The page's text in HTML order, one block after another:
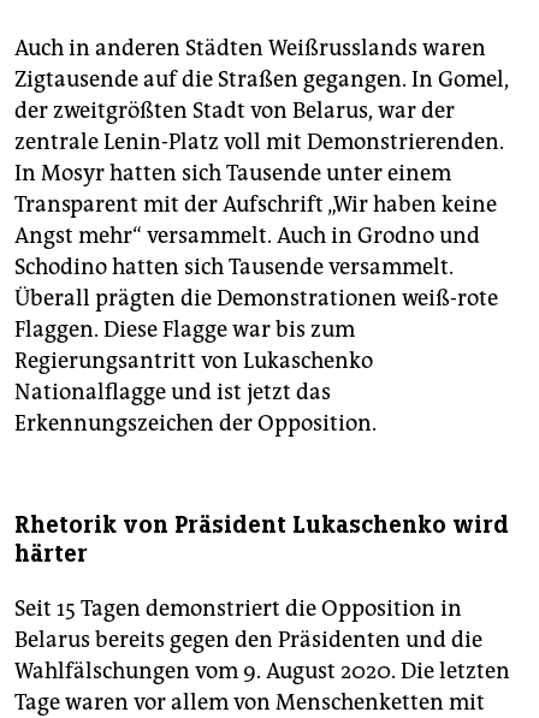
Auch in anderen Städten Weißrusslands waren
Zigtausende auf die Straßen gegangen. In Gomel,
der zweitgrößten Stadt von Belarus, war der
zentrale Lenin-Platz voll mit Demonstrierenden.
In Mosyr hatten sich Tausende unter einem
Transparent mit der Aufschrift „Wir haben keine
Angst mehr“ versammelt. Auch in Grodno und
Schodino hatten sich Tausende versammelt.
Überall prägten die Demonstrationen weiß-rote
Flaggen. Diese Flagge war bis zum
Regierungsantritt von Lukaschenko
Nationalflagge und ist jetzt das
Erkennungszeichen der Opposition.
Rhetorik von Präsident Lukaschenko wird
härter
Seit 15 Tagen demonstriert die Opposition in
Belarus bereits gegen den Präsidenten und die
Wahlfälschungen vom 9. August 2020. Die letzten
Tage waren vor allem von Menschenketten mit